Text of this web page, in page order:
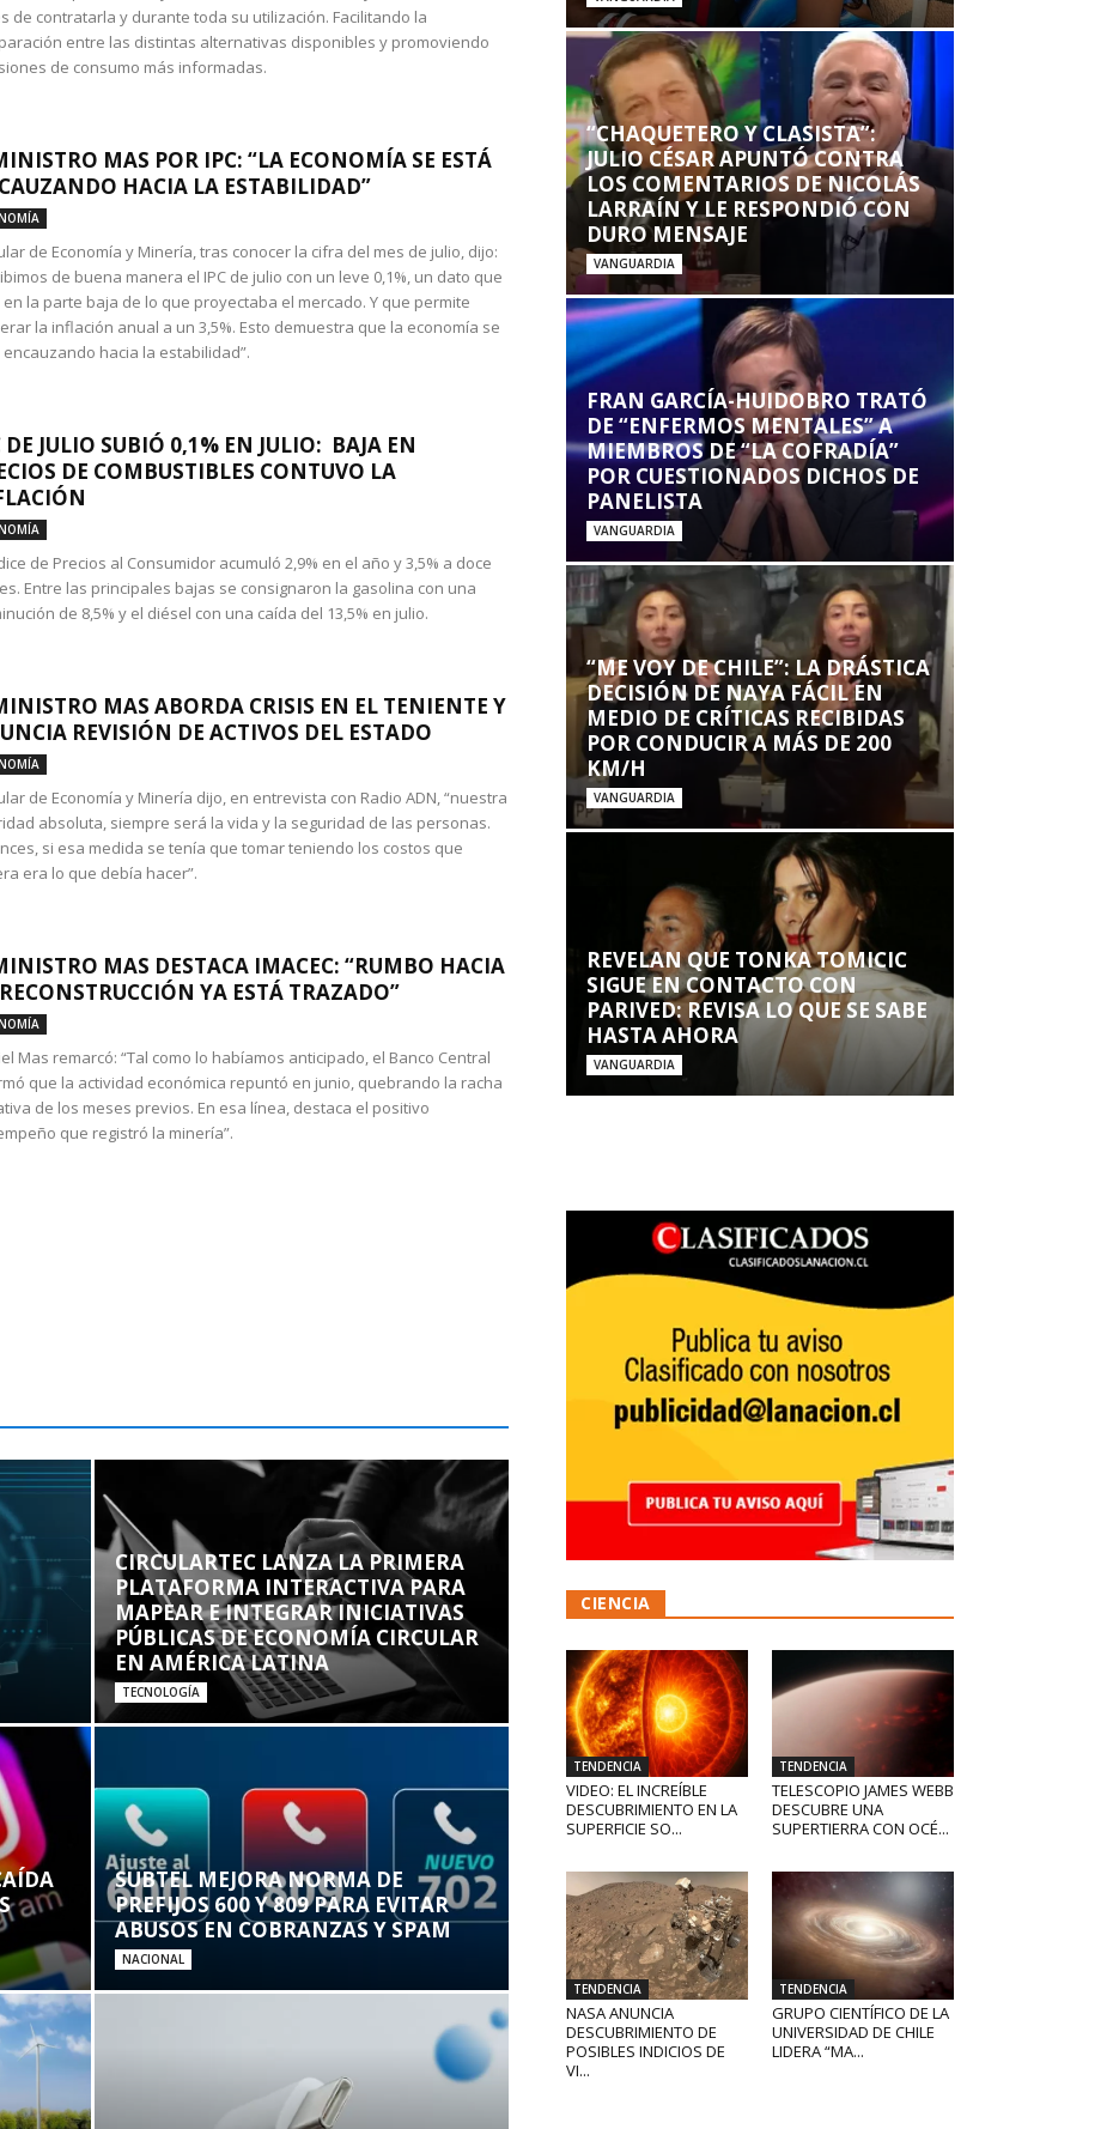
de contratarla y durante toda su utilización. Facilitando la
entre las distintas alternativas disponibles y promoviendo
de consumo más informadas.
MAS POR IPC: “LA ECONOMÍA SE ESTÁ
HACIA LA ESTABILIDAD”
de Economía y Minería, tras conocer la cifra del mes de julio, dijo:
de buena manera el IPC de julio con un leve 0,1%, un dato que
en la parte baja de lo que proyectaba el mercado. Y que permite
la inflación anual a un 3,5%. Esto demuestra que la economía se
encauzando hacia la estabilidad”.
DE JULIO SUBIÓ 0,1% EN JULIO: BAJA EN
DE COMBUSTIBLES CONTUVO LA
de Precios al Consumidor acumuló 2,9% en el año y 3,5% a doce
Entre las principales bajas se consignaron la gasolina con una
de 8,5% y el diésel con una caída del 13,5% en julio.
MAS ABORDA CRISIS EN EL TENIENTE Y
REVISIÓN DE ACTIVOS DEL ESTADO
de Economía y Minería dijo, en entrevista con Radio ADN, “nuestra
absoluta, siempre será la vida y la seguridad de las personas.
si esa medida se tenía que tomar teniendo los costos que
era lo que debía hacer”.
MAS DESTACA IMACEC: “RUMBO HACIA
YA ESTÁ TRAZADO”
Mas remarcó: “Tal como lo habíamos anticipado, el Banco Central
que la actividad económica repuntó en junio, quebrando la racha
de los meses previos. En esa línea, destaca el positivo
que registró la minería”.
CIRCULARTEC LANZA LA PRIMERA
PLATAFORMA INTERACTIVA PARA
MAPEAR E INTEGRAR INICIATIVAS
PÚBLICAS DE ECONOMÍA CIRCULAR
EN AMÉRICA LATINA
TECNOLOGÍA
SUBTEL MEJORA NORMA DE
PREFIJOS 600 Y 809 PARA EVITAR
ABUSOS EN COBRANZAS Y SPAM
NACIONAL
“CHAQUETERO Y CLASISTA”:
JULIO CÉSAR APUNTÓ CONTRA
LOS COMENTARIOS DE NICOLÁS
LARRAÍN Y LE RESPONDIÓ CON
DURO MENSAJE
VANGUARDIA
FRAN GARCÍA-HUIDOBRO TRATÓ
DE “ENFERMOS MENTALES” A
MIEMBROS DE “LA COFRADÍA”
POR CUESTIONADOS DICHOS DE
PANELISTA
VANGUARDIA
“ME VOY DE CHILE”: LA DRÁSTICA
DECISIÓN DE NAYA FÁCIL EN
MEDIO DE CRÍTICAS RECIBIDAS
POR CONDUCIR A MÁS DE 200
KM/H
VANGUARDIA
REVELAN QUE TONKA TOMICIC
SIGUE EN CONTACTO CON
PARIVED: REVISA LO QUE SE SABE
HASTA AHORA
VANGUARDIA
CIENCIA
TENDENCIA
VIDEO: EL INCREÍBLE
DESCUBRIMIENTO EN LA
SUPERFICIE SO...
TENDENCIA
TELESCOPIO JAMES WEBB
DESCUBRE UNA
SUPERTIERRA CON OCÉ...
TENDENCIA
NASA ANUNCIA
DESCUBRIMIENTO DE
POSIBLES INDICIOS DE
VI...
TENDENCIA
GRUPO CIENTÍFICO DE LA
UNIVERSIDAD DE CHILE
LIDERA “MA...